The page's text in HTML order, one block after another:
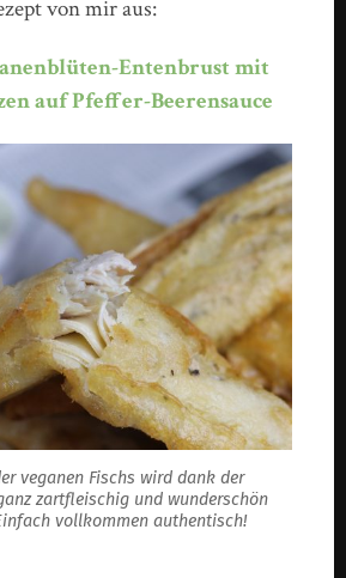
von mir aus:
Entenbrust mit
auf Pfeffer-Beerensauce
veganen Fischs wird dank der
zartfleischig und wunderschön
vollkommen authentisch!